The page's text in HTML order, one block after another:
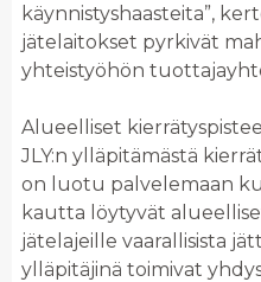
käynnistyshaasteita”,
jätelaitokset pyrkivät
yhteistyöhön
Alueelliset
JLY:n ylläpitämästä
on luotu palvelemaan
kautta löytyvät
jätelajeille vaarallisista
ylläpitäjinä toimivat